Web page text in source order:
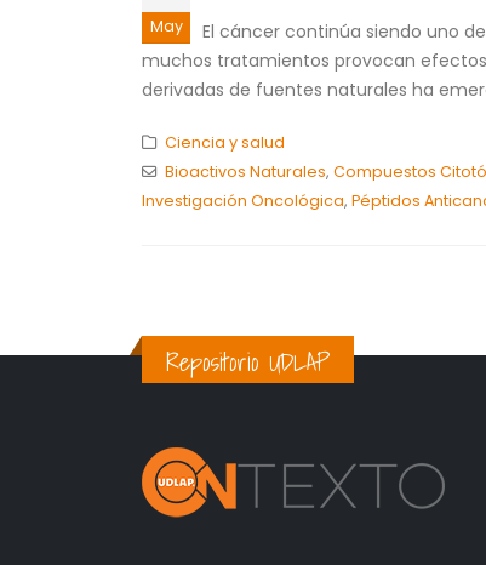
May
El cáncer continúa siendo uno
muchos tratamientos provocan
derivadas de fuentes naturales ha
Ciencia y salud
Bioactivos Naturales, Compuestos
Investigación Oncológica, Péptidos
Repositorio UDLAP